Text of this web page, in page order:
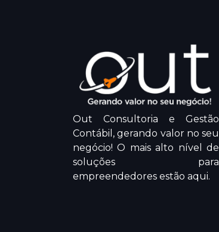
Out Consultoria e Gestão
Contábil, gerando valor no seu
negócio! O mais alto nível de
soluções para
empreendedores estão aqui.